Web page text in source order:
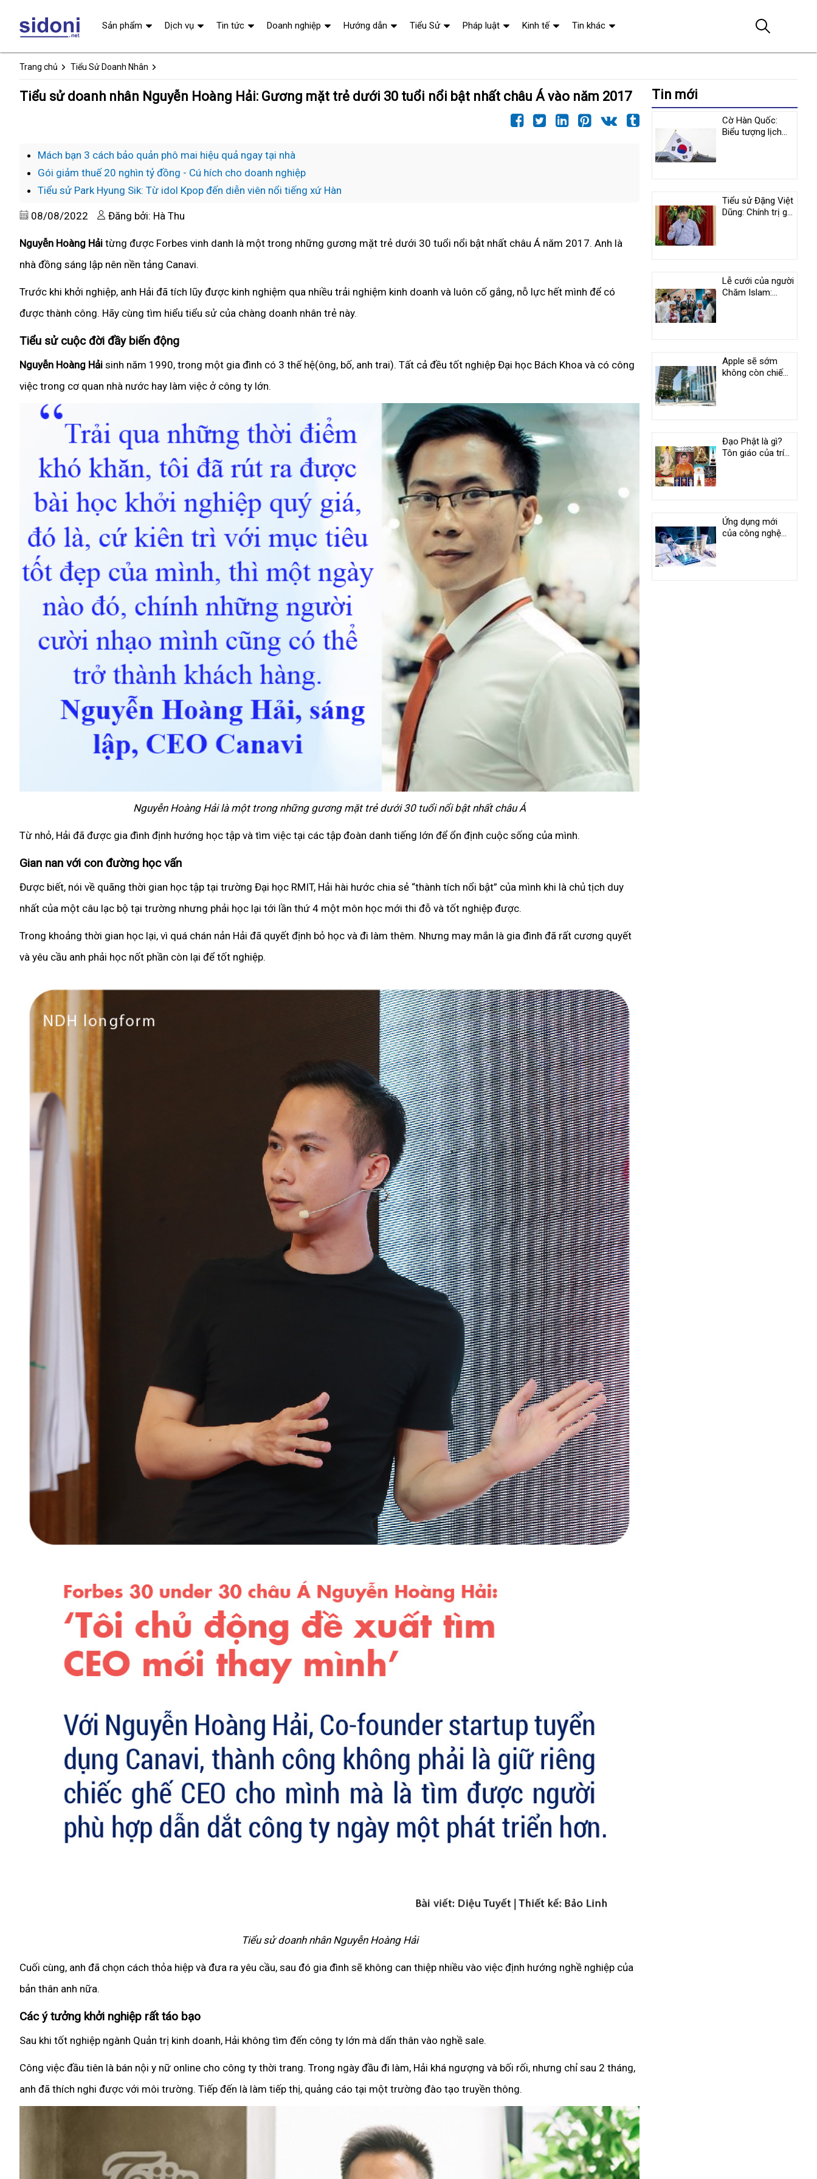
Trang chủ Tiểu Sử Doanh Nhân
Tiểu sử doanh nhân Nguyễn Hoàng Hải: Gương mặt trẻ dưới 30 tuổi nổi bật nhất châu Á vào năm 2017
Mách bạn 3 cách bảo quản phô mai hiệu quả ngay tại nhà
Gói giảm thuế 20 nghìn tỷ đồng - Cú hích cho doanh nghiệp
Tiểu sử Park Hyung Sik: Từ idol Kpop đến diễn viên nổi tiếng xứ Hàn
08/08/2022 Đăng bởi: Hà Thu
Nguyễn Hoàng Hải từng được Forbes vinh danh là một trong những gương mặt trẻ dưới 30 tuổi nổi bật nhất châu Á năm 2017. Anh là
nhà đồng sáng lập nên nền tảng Canavi.
Trước khi khởi nghiệp, anh Hải đã tích lũy được kinh nghiệm qua nhiều trải nghiệm kinh doanh và luôn cố gắng, nỗ lực hết mình để có
được thành công. Hãy cùng tìm hiểu tiểu sử của chàng doanh nhân trẻ này.
Tiểu sử cuộc đời đầy biến động
Nguyễn Hoàng Hải sinh năm 1990, trong một gia đình có 3 thế hệ(ông, bố, anh trai). Tất cả đều tốt nghiệp Đại học Bách Khoa và có công
việc trong cơ quan nhà nước hay làm việc ở công ty lớn.
Nguyễn Hoàng Hải là một trong những gương mặt trẻ dưới 30 tuổi nổi bật nhất châu Á
Từ nhỏ, Hải đã được gia đình định hướng học tập và tìm việc tại các tập đoàn danh tiếng lớn để ổn định cuộc sống của mình.
Gian nan với con đường học vấn
Được biết, nói về quãng thời gian học tập tại trường Đại học RMIT, Hải hài hước chia sẻ “thành tích nổi bật” của mình khi là chủ tịch duy
nhất của một câu lạc bộ tại trường nhưng phải học lại tới lần thứ 4 một môn học mới thi đỗ và tốt nghiệp được.
Trong khoảng thời gian học lại, vì quá chán nản Hải đã quyết định bỏ học và đi làm thêm. Nhưng may mắn là gia đình đã rất cương quyết
và yêu cầu anh phải học nốt phần còn lại để tốt nghiệp.
Tiểu sử doanh nhân Nguyễn Hoàng Hải
Cuối cùng, anh đã chọn cách thỏa hiệp và đưa ra yêu cầu, sau đó gia đình sẽ không can thiệp nhiều vào việc định hướng nghề nghiệp của
bản thân anh nữa.
Các ý tưởng khởi nghiệp rất táo bạo
Sau khi tốt nghiệp ngành Quản trị kinh doanh, Hải không tìm đến công ty lớn mà dấn thân vào nghề sale.
Công việc đầu tiên là bán nội y nữ online cho công ty thời trang. Trong ngày đầu đi làm, Hải khá ngượng và bối rối, nhưng chỉ sau 2 tháng,
anh đã thích nghi được với môi trường. Tiếp đến là làm tiếp thị, quảng cáo tại một trường đào tạo truyền thông.
Tin mới
Cờ Hàn Quốc:
Biểu tượng lịch
Tiểu sử Đặng Việt
Dũng: Chính trị gia
Lễ cưới của người
Chăm Islam:
Apple sẽ sớm
không còn chiếm
Đạo Phật là gì?
Tôn giáo của trí
Ứng dụng mới
của công nghệ
Sản phẩm Dịch vụ Tin tức Doanh nghiệp Hướng dẫn Tiểu Sử Pháp luật Kinh tế Tin khác